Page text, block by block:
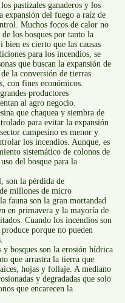
pastizales ganaderos y los
expansión del fuego a raíz de
Muchos focos de calor no
los bosques por tanto la
es cierto que las causas
para los incendios, se
que buscan la expansión de
la conversión de tierras
con fines económicos.
productores
al agro negocio.
que chaquea y siembra de
para evitar la expansión
campesino es menor y
los incendios. Aunque, es
sistemático de colonos de
del bosque para la
son la pérdida de
millones de micro
fauna son la gran mortandad
en primavera y la mayoría de
Cuando los incendios son
porque no pueden
y bosques son la erosión hídrica
que arrastra la tierra que
hojas y follaje. A mediano
y degradadas que solo
que encarecen la